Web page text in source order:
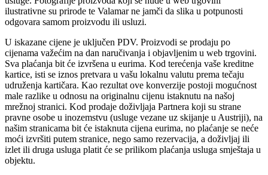
ilustrativne su prirode te Valamar ne jamči da slika u potpunosti
odgovara samom proizvodu ili usluzi.
U iskazane cijene je uključen PDV. Proizvodi se prodaju po
cijenama važećim na dan naručivanja i objavljenim u web trgovini.
Sva plaćanja bit će izvršena u eurima. Kod terećenja vaše kreditne
kartice, isti se iznos pretvara u vašu lokalnu valutu prema tečaju
udruženja kartičara. Kao rezultat ove konverzije postoji mogućnost
male razlike u odnosu na originalnu cijenu istaknutu na našoj
mrežnoj stranici. Kod prodaje doživljaja Partnera koji su strane
pravne osobe u inozemstvu (usluge vezane uz skijanje u Austriji), na
našim stranicama bit će istaknuta cijena eurima, no plaćanje se neće
moći izvršiti putem stranice, nego samo rezervacija, a doživljaj ili
izlet ili druga usluga platit će se prilikom plaćanja usluga smještaja u
objektu.